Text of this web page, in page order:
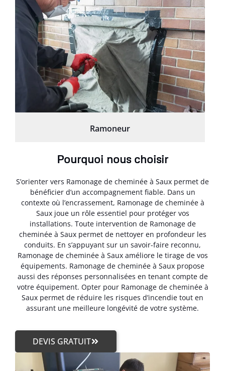
Ramoneur
Pourquoi nous choisir
S’orienter vers Ramonage de cheminée à Saux permet de
bénéficier d’un accompagnement fiable. Dans un
contexte où l’encrassement, Ramonage de cheminée à
Saux joue un rôle essentiel pour protéger vos
installations. Toute intervention de Ramonage de
cheminée à Saux permet de nettoyer en profondeur les
conduits. En s’appuyant sur un savoir-faire reconnu,
Ramonage de cheminée à Saux améliore le tirage de vos
équipements. Ramonage de cheminée à Saux propose
aussi des réponses personnalisées en tenant compte de
votre équipement. Opter pour Ramonage de cheminée à
Saux permet de réduire les risques d’incendie tout en
assurant une meilleure longévité de votre système.
DEVIS GRATUIT